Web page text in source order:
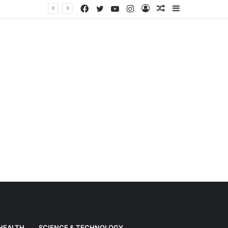
Random
Log
Instagram
YouTube
Twitter
Facebook